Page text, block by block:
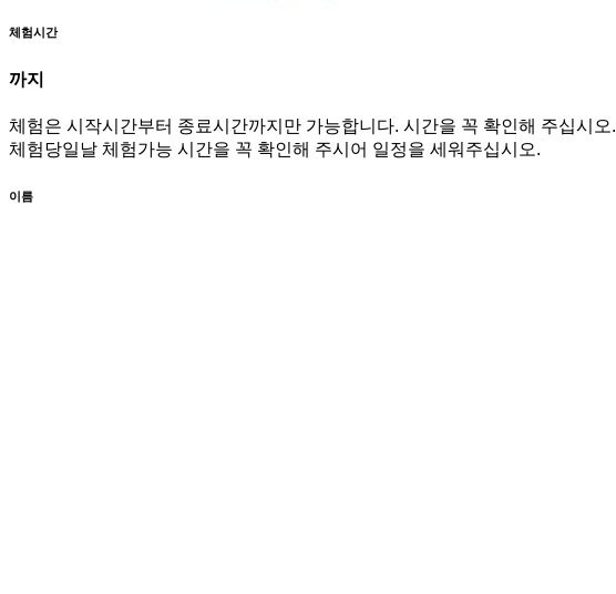
체험시간
까지
체험은 시작시간부터 종료시간까지만 가능합니다. 시간을 꼭 확인해 주십시오.
체험당일날 체험가능 시간을 꼭 확인해 주시어 일정을 세워주십시오.
이름